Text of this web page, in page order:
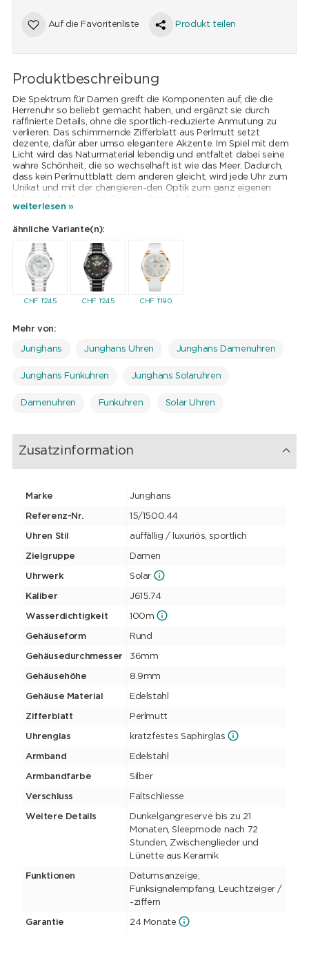
Auf die Favoritenliste Produkt teilen
Produktbeschreibung
Die Spektrum für Damen greift die Komponenten auf, die die
Herrenuhr so beliebt gemacht haben, und ergänzt sie durch
raffinierte Details, ohne die sportlich-reduzierte Anmutung zu
verlieren. Das schimmernde Zifferblatt aus Perlmutt setzt
dezente, dafür aber umso elegantere Akzente. Im Spiel mit dem
Licht wird das Naturmaterial lebendig und entfaltet dabei seine
wahre Schönheit, die so wechselhaft ist wie das Meer. Dadurch,
dass kein Perlmuttblatt dem anderen gleicht, wird jede Uhr zum
Unikat und mit der changieren-den Optik zum ganz eigenen
Zifferblatt, sondern erfüllt auch eine wichtige Funktion: Die
Naturmaterial und tanken so das Solarzifferblatt mit Energie auf.
Das beeindruckende Multifrequenz-Funk-Solarwerk „Made in
Schramberg“ empfängt das Zeitzeichensignal auf insgesamt drei
Kontinenten, sorgt so für eine kompromisslos präzise Anzeige
der Uhrzeit –und ist dabei ungemein umweltfreundlich. Das Werk
der Uhr ist ein Ergebnis jahrelanger Erfahrung und höchsten
technischen Wissens. Es wird betrieben von der unbegrenzten
Naturmaterial wandeln die Sonnenstrahlen in elektrische Energie
um, die im Inneren gespeichert wird – Energie, die bis zu 21
Monate für eine zuverlässige Zeitanzeige sorgen kann. Geschützt
Edelstahl mit Keramiklünette, das eine Wasserdichte von 10 ATM
weiterlesen »
ähnliche Variante(n):
CHF 1'245 CHF 1'245 CHF 1'190
Mehr von:
Junghans Junghans Uhren Junghans Damenuhren
Junghans Funkuhren Junghans Solaruhren
Damenuhren Funkuhren Solar Uhren
Zusatzinformation
Marke Junghans
Referenz-Nr. 15/1500.44
Uhren Stil auffällig / luxuriös, sportlich
Zielgruppe Damen
Uhrwerk Solar
Kaliber J615.74
Wasserdichtigkeit 100m
Gehäuseform Rund
Gehäusedurchmesser 36mm
Gehäusehöhe 8.9mm
Gehäuse Material Edelstahl
Zifferblatt Perlmutt
Uhrenglas kratzfestes Saphirglas
Armband Edelstahl
Armbandfarbe Silber
Verschluss Faltschliesse
Weitere Details
Dunkelgangreserve bis zu 21
Monaten, Sleepmode nach 72
Stunden, Zwischenglieder und
Lünette aus Keramik
Funktionen
Datumsanzeige,
Funksignalempfang, Leuchtzeiger /
-ziffern
Garantie 24 Monate